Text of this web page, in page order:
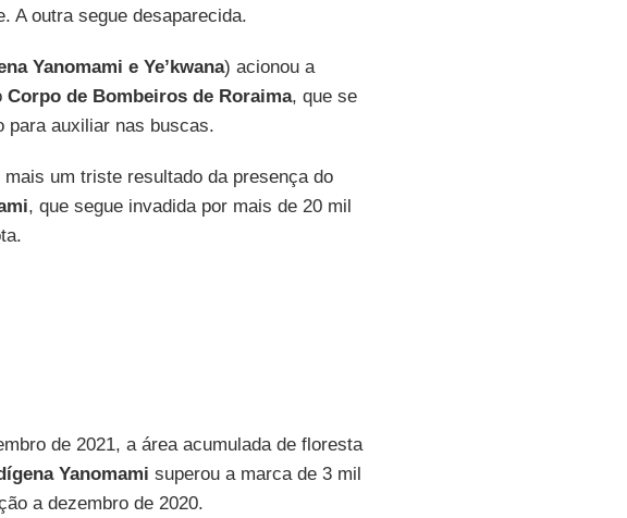
A outra segue desaparecida.
Yanomami e Ye’kwana) acionou a
Corpo de Bombeiros de Roraima, que se
para auxiliar nas buscas.
mais um triste resultado da presença do
, que segue invadida por mais de 20 mil
de 2021, a área acumulada de floresta
Yanomami superou a marca de 3 mil
a dezembro de 2020.